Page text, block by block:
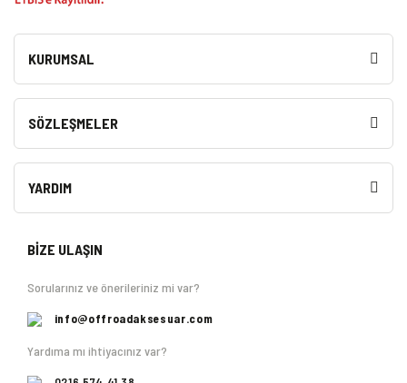
KURUMSAL
SÖZLEŞMELER
YARDIM
BİZE ULAŞIN
Sorularınız ve önerileriniz mi var?
info@offroadaksesuar.com
Yardıma mı ihtiyacınız var?